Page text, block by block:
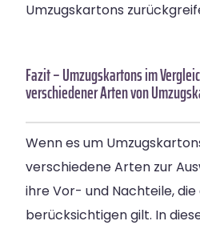
Umzugskartons
Fazit – Umzugskartons im
verschiedener Arten von
Wenn es um
verschiedene Arten zur
ihre Vor- und Nachteile, die
berücksichtigen gilt. In